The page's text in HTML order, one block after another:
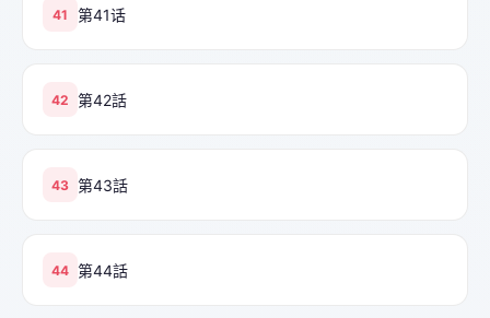
41 第41话
42 第42話
43 第43話
44 第44話